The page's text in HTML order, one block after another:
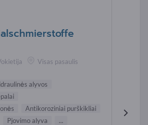
Visas pasaulis
alyvos
Antikoroziniai purškikliai
Pjovimo alyva ...